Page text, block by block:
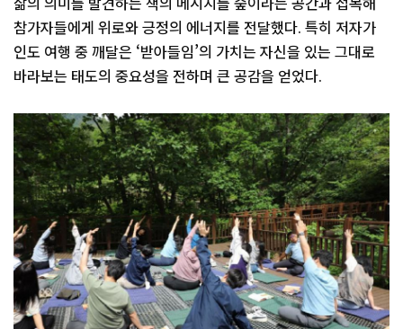
참가자들에게 위로와 긍정의 에너지를 전달했다. 특히 저자가
인도 여행 중 깨달은 ‘받아들임’의 가치는 자신을 있는 그대로
바라보는 태도의 중요성을 전하며 큰 공감을 얻었다.